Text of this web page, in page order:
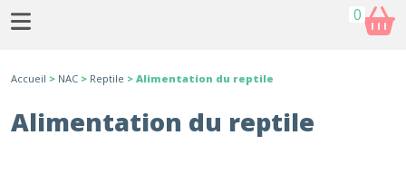
0
Accueil > NAC > Reptile > Alimentation du reptile
Alimentation du reptile